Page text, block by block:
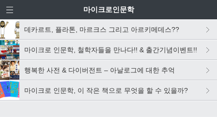
마이크로인문학
데카르트, 플라톤, 마르크스 그리고 아르키메데스??
마이크로 인문학, 철학자들을 만나다!! & 출간기념이벤트!!
행복한 사전 & 다이버전트 – 아날로그에 대한 추억
마이크로 인문학, 이 작은 책으로 무엇을 할 수 있을까?